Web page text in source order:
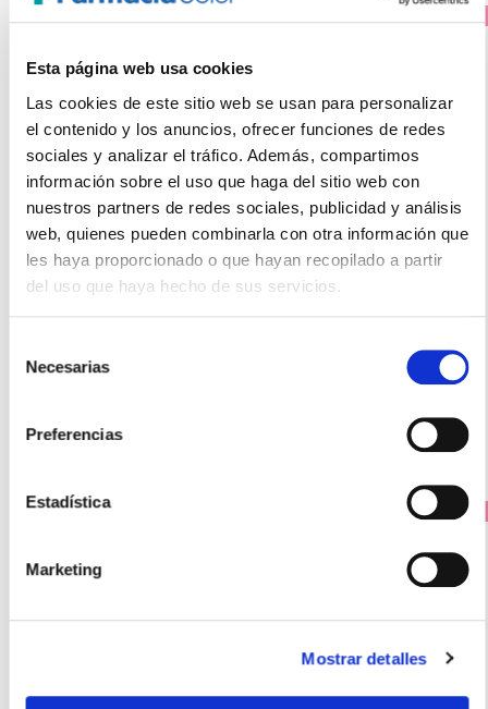
Esta página web usa cookies
Las cookies de este sitio web se usan para personalizar
el contenido y los anuncios, ofrecer funciones de redes
sociales y analizar el tráfico. Además, compartimos
información sobre el uso que haga del sitio web con
nuestros partners de redes sociales, publicidad y análisis
web, quienes pueden combinarla con otra información que
les haya proporcionado o que hayan recopilado a partir
del uso que haya hecho de sus servicios.
Necesarias
Preferencias
Estadística
Marketing
Mostrar detalles
FLORES DE BACH
White Chestnut - Castaño blanco (20ml)
13,65€
PRECIO ESPECIAL